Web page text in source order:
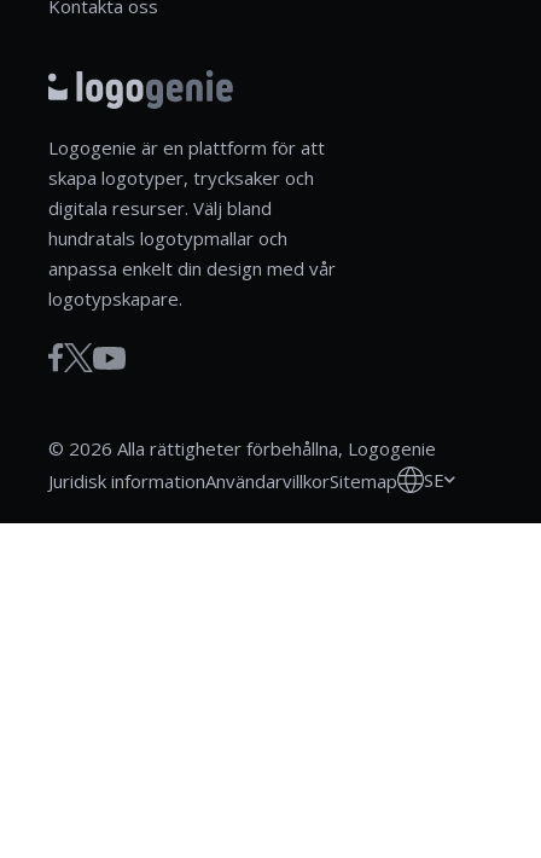
Kontakta oss
Logogenie är en plattform för att
skapa logotyper, trycksaker och
digitala resurser. Välj bland
hundratals logotypmallar och
anpassa enkelt din design med vår
logotypskapare.
© 2026 Alla rättigheter förbehållna, Logogenie
Juridisk informationAnvändarvillkorSitemap SE